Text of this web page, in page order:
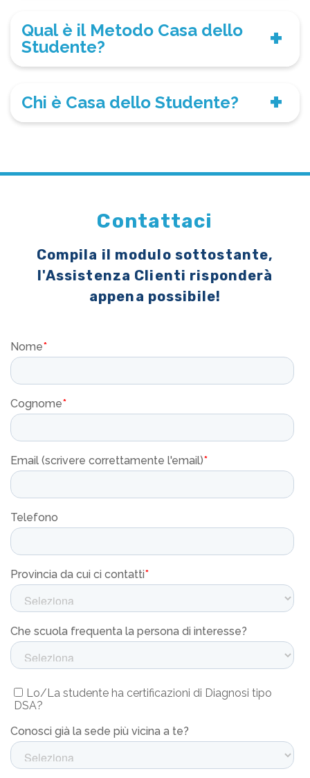
Qual è il Metodo Casa dello
Studente?
Chi è Casa dello Studente?
Contattaci
Compila il modulo sottostante,
l'Assistenza Clienti risponderà
appena possibile!